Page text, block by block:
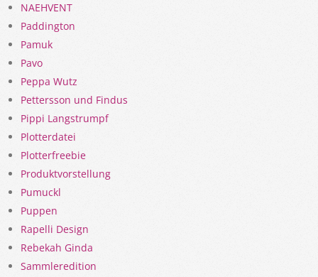
NAEHVENT
Paddington
Pamuk
Pavo
Peppa Wutz
Pettersson und Findus
Pippi Langstrumpf
Plotterdatei
Plotterfreebie
Produktvorstellung
Pumuckl
Puppen
Rapelli Design
Rebekah Ginda
Sammleredition